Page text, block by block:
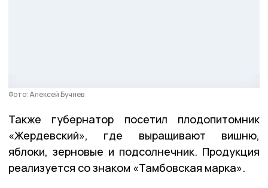
Фото: Алексей Бучнев
Также губернатор посетил плодопитомник
«Жердевский», где выращивают вишню,
яблоки, зерновые и подсолнечник. Продукция
реализуется со знаком «Тамбовская марка».